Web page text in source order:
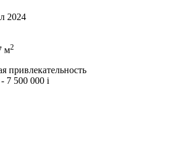
2024
м2
привлекательность
7 500 000 i